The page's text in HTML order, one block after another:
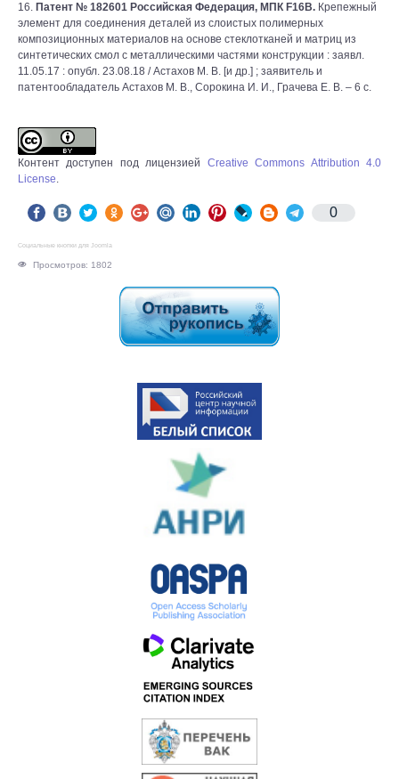
16. Патент № 182601 Российская Федерация, МПК F16B. Крепежный
элемент для соединения деталей из слоистых полимерных
композиционных материалов на основе стеклотканей и матриц из
синтетических смол с металлическими частями конструкции : заявл.
11.05.17 : опубл. 23.08.18 / Астахов М. В. [и др.] ; заявитель и
патентообладатель Астахов М. В., Сорокина И. И., Грачева Е. В. – 6 с.
Контент доступен под лицензией Creative Commons Attribution 4.0
License.
0
Социальные кнопки для Joomla
Просмотров: 1802